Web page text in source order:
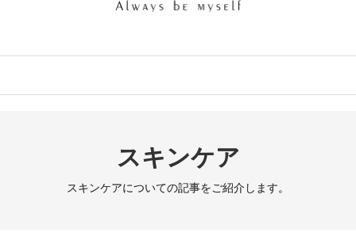
スキンケア
スキンケアについての記事をご紹介します。